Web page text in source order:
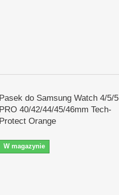
Pasek do Samsung Watch 4/5/5
PRO 40/42/44/45/46mm Tech-
Protect Orange
W magazynie